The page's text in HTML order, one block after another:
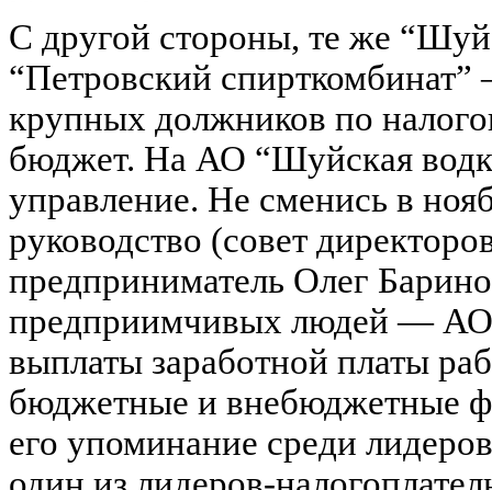
С другой стороны, те же
“Петровский
крупных должников по
бюджет. На АО “Шуйская
управление. Не сменись в
руководство (совет
предприниматель Олег
предприимчивых людей — АО
выплаты заработной платы
бюджетные и внебюджетные
его упоминание среди